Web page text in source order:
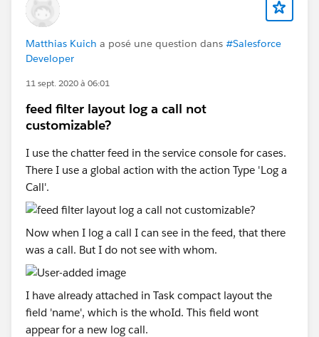
Matthias Kuich a posé une question dans #Salesforce
Developer
11 sept. 2020 à 06:01
feed filter layout log a call not
customizable?
I use the chatter feed in the service console for cases.
There I use a global action with the action Type 'Log a
Call'.
Now when I log a call I can see in the feed, that there
was a call. But I do not see with whom.
I have already attached in Task compact layout the
field 'name', which is the whoId. This field wont
appear for a new log call.